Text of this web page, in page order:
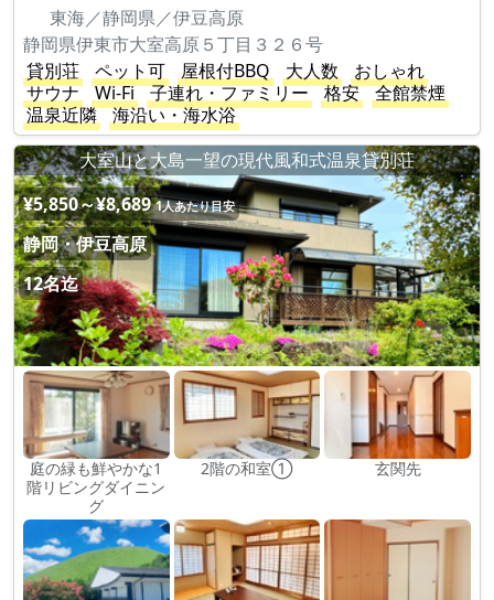
東海／静岡県／伊豆高原
静岡県伊東市大室高原５丁目３２６号
貸別荘
ペット可 屋根付BBQ 大人数
おしゃれ
サウナ
Wi-Fi 子連れ・ファミリー 格安
全館禁煙
温泉近隣
海沿い・海水浴
大室山と大島一望の現代風和式温泉貸別荘
¥5,850～¥8,689 1人あたり目安
静岡・伊豆高原
12名迄
庭の緑も鮮やかな1
階リビングダイニン
グ
2階の和室① 玄関先